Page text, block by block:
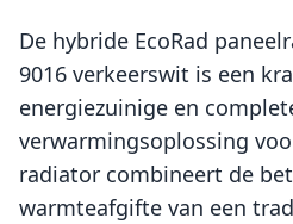
De hybride EcoRad
9016 verkeerswit is een
energiezuinige en
verwarmingsoplossing
radiator combineert de
warmteafgifte van een